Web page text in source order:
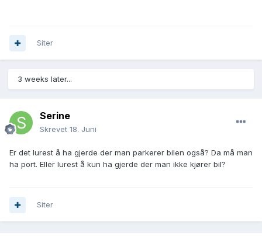
Siter
3 weeks later...
Serine
Skrevet 18. Juni
Er det lurest å ha gjerde der man parkerer bilen også? Da må man
ha port. Eller lurest å kun ha gjerde der man ikke kjører bil?
Siter